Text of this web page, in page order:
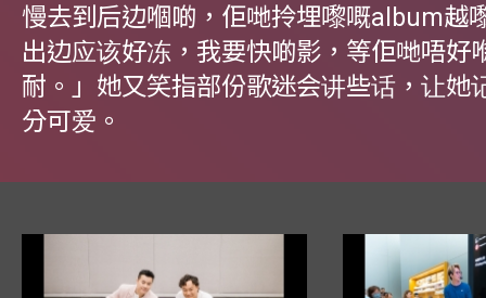
慢去到后边嗰啲，佢哋拎埋嚟嘅album越
出边应该好冻，我要快啲影，等佢哋唔好
耐。」她又笑指部份歌迷会讲些话，让她
分可爱。